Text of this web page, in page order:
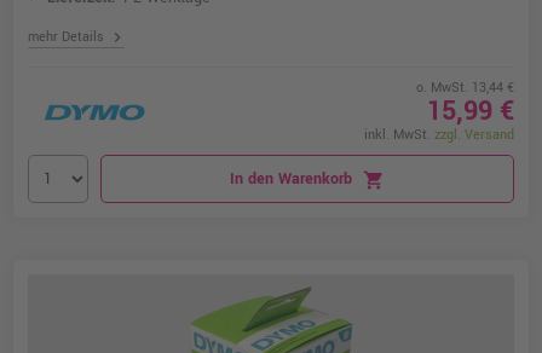
mehr Details chevron_right
o. MwSt. 13,44 €
15,99 €
inkl. MwSt. zzgl. Versand
In den Warenkorb shopping_cart